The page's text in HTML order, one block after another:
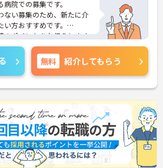
院での募集です。
ない募集のため、新たに介
方おすすめです。
のポイントをお伝えします
わせください。
無料 紹介してもらう